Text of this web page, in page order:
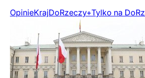
OpinieKrajDoRzeczy+Tylko na